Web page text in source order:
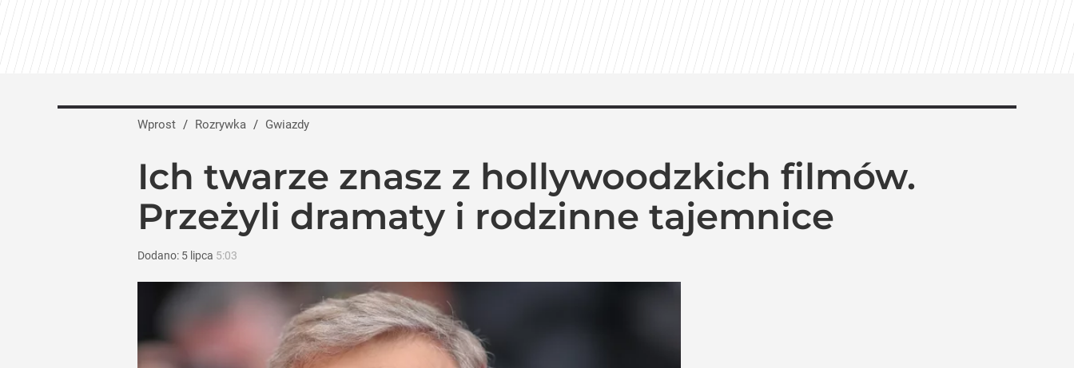
Wprost / Rozrywka / Gwiazdy
Ich twarze znasz z hollywoodzkich filmów.
Przeżyli dramaty i rodzinne tajemnice
Dodano: 5 lipca 5:03